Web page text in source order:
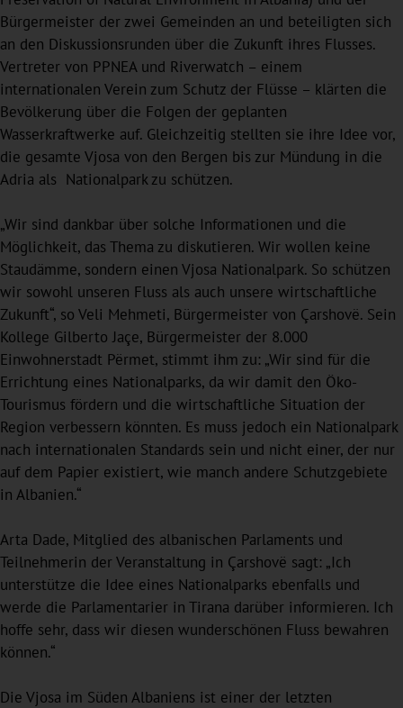
Bürgermeister der zwei Gemeinden an und beteiligten sich
an den Diskussionsrunden über die Zukunft ihres Flusses.
Vertreter von PPNEA und Riverwatch – einem
internationalen Verein zum Schutz der Flüsse – klärten die
Bevölkerung über die Folgen der geplanten
Wasserkraftwerke auf. Gleichzeitig stellten sie ihre Idee vor,
die gesamte Vjosa von den Bergen bis zur Mündung in die
Adria als Nationalpark zu schützen.
„Wir sind dankbar über solche Informationen und die
Möglichkeit, das Thema zu diskutieren. Wir wollen keine
Staudämme, sondern einen Vjosa Nationalpark. So schützen
wir sowohl unseren Fluss als auch unsere wirtschaftliche
Zukunft“, so Veli Mehmeti, Bürgermeister von Çarshovë. Sein
Kollege Gilberto Jaçe, Bürgermeister der 8.000
Einwohnerstadt Përmet, stimmt ihm zu: „Wir sind für die
Errichtung eines Nationalparks, da wir damit den Öko-
Tourismus fördern und die wirtschaftliche Situation der
Region verbessern könnten. Es muss jedoch ein Nationalpark
nach internationalen Standards sein und nicht einer, der nur
auf dem Papier existiert, wie manch andere Schutzgebiete
in Albanien.“
Arta Dade, Mitglied des albanischen Parlaments und
Teilnehmerin der Veranstaltung in Çarshovë sagt: „Ich
unterstütze die Idee eines Nationalparks ebenfalls und
werde die Parlamentarier in Tirana darüber informieren. Ich
hoffe sehr, dass wir diesen wunderschönen Fluss bewahren
können.“
Die Vjosa im Süden Albaniens ist einer der letzten